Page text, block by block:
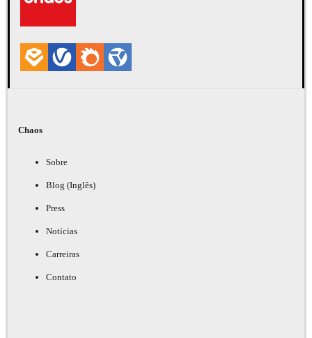
Chaos
Sobre
Blog (Inglês)
Press
Notícias
Carreiras
Contato